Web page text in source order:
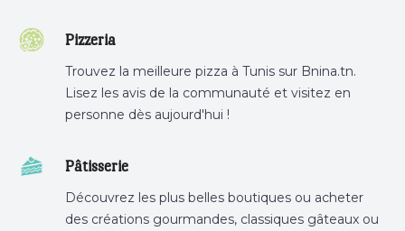
Pizzeria
Trouvez la meilleure pizza à Tunis sur Bnina.tn.
Lisez les avis de la communauté et visitez en
personne dès aujourd'hui !
Pâtisserie
Découvrez les plus belles boutiques ou acheter
des créations gourmandes, classiques gâteaux ou